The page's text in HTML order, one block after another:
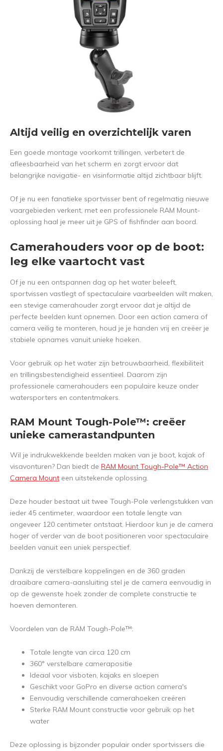
Altijd veilig en overzichtelijk varen
Een goede montage voorkomt trillingen, verbetert de
afleesbaarheid van het scherm en zorgt ervoor dat
belangrijke navigatie- en visinformatie altijd zichtbaar blijft.
Of je nu een fanatieke sportvisser bent of regelmatig nieuwe
vaargebieden verkent, met een professionele RAM Mount-
oplossing haal je meer uit je GPS of fishfinder aan boord.
Camerahouders voor op de boot:
leg elke vaartocht vast
Of je nu een ontspannen dag op het water beleeft,
sportvissen vastlegt of spectaculaire vaarbeelden wilt maken,
een stevige camerahouder zorgt ervoor dat je altijd de
perfecte beelden kunt opnemen. Door een action camera of
camera veilig te monteren, houd je je handen vrij en creëer je
stabiele opnames vanuit unieke hoeken.
Voor gebruik op het water zijn betrouwbaarheid, flexibiliteit
en trillingsbestendigheid essentieel. Daarom zijn
professionele camerahouders een populaire keuze onder
watersporters en contentmakers.
RAM Mount Tough-Pole™: creëer
unieke camerastandpunten
Wil je indrukwekkende beelden maken van je boot, kajak of
visavonturen? Dan biedt de RAM Mount Tough-Pole™ Action
Camera Mount een uitstekende oplossing.
Deze houder bestaat uit twee Tough-Pole verlengstukken van
ieder 45 centimeter, waardoor een totale lengte van
ongeveer 120 centimeter ontstaat. Hierdoor kun je de camera
hoger of verder van de boot positioneren voor spectaculaire
beelden vanuit een uniek perspectief.
Dankzij de verstelbare koppelingen en de 360 graden
draaibare camera-aansluiting stel je de camera eenvoudig in
op de gewenste hoek zonder de complete constructie te
hoeven demonteren.
Voordelen van de RAM Tough-Pole™:
Totale lengte van circa 120 cm
360° verstelbare camerapositie
Ideaal voor visboten, kajaks en sloepen
Geschikt voor GoPro en diverse action camera's
Eenvoudig verschillende camerahoeken creëren
Sterke RAM Mount constructie voor gebruik op het
water
Deze oplossing is bijzonder populair onder sportvissers die